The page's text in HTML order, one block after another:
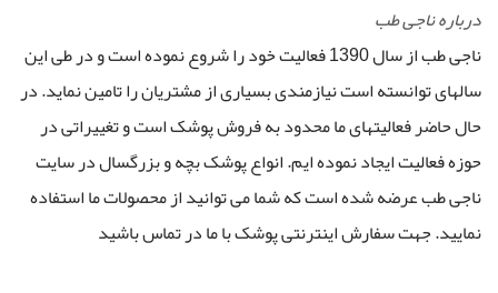
درباره ناجی طب
ناجی طب از سال 1390 فعالیت خود را شروع نموده است و در طی این
سالهای توانسته است نیازمندی بسیاری از مشتریان را تامین نماید. در
حال حاضر فعالیتهای ما محدود به فروش پوشک است و تغییراتی در
حوزه فعالیت ایجاد نموده ایم. انواع پوشک بچه و بزرگسال در سایت
ناجی طب عرضه شده است که شما می توانید از محصولات ما استفاده
نمایید. جهت سفارش اینترنتی پوشک با ما در تماس باشید